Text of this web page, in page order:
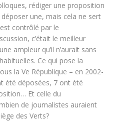
rédiger une proposition
une, mais cela ne sert
contrôlé par le
c’était le meilleur
ampleur qu’il n’aurait sans
Ce qui pose la
la Ve République – en 2002-
été déposées, 7 ont été
Et celle du
de journalistes auraient
des Verts?